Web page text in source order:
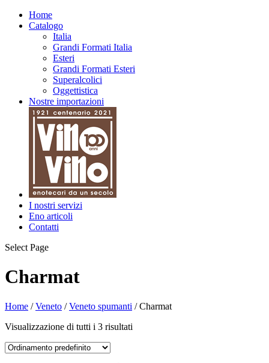
Home
Catalogo
Italia
Grandi Formati Italia
Esteri
Grandi Formati Esteri
Superalcolici
Oggettistica
Nostre importazioni
I nostri servizi
Eno articoli
Contatti
Select Page
Charmat
Home /Veneto /Veneto spumanti / Charmat
Visualizzazione di tutti i 3 risultati